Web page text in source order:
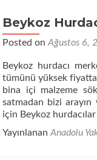
Beykoz
Posted on Ağustos 6,
Beykoz hurdacı
tümünü yüksek
bina içi malzeme
satmadan bizi arayın
için Beykoz hurdacılar
Yayınlanan Anadolu